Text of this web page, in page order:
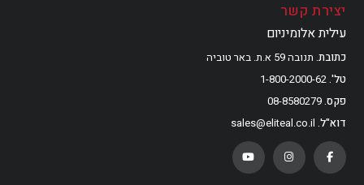
יצירת קשר
עילית אלומיניום
כתובת תנובה 59 א.ת. באר טוביה
טל' 1-800-2000-62
פקס 08-8580279
דוא"ל sales@eliteal.co.il